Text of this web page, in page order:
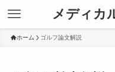
メディカ
ホーム ゴルフ論文解説